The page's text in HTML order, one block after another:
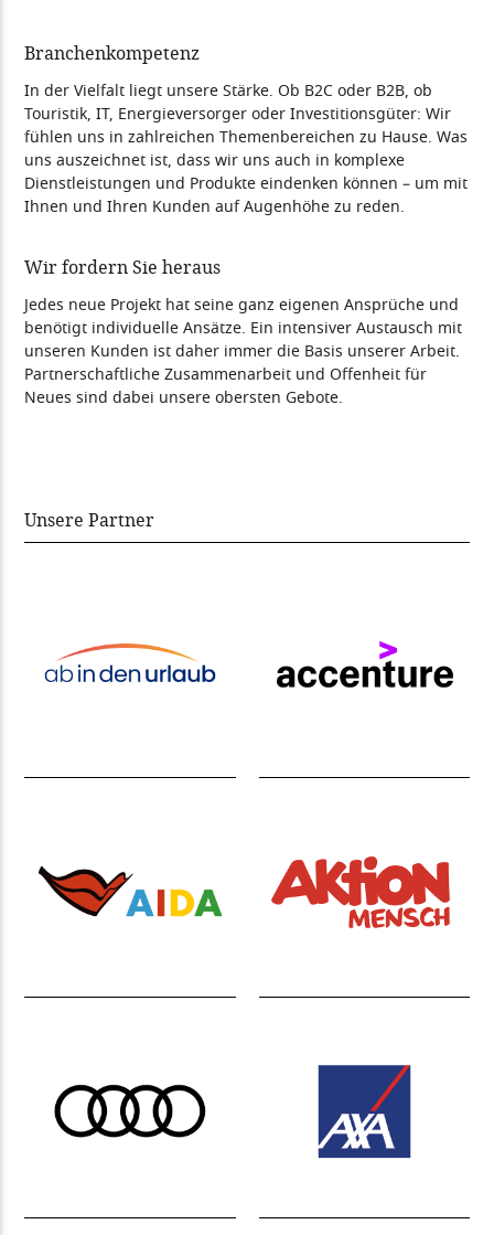
Branchenkompetenz
In der Vielfalt liegt unsere Stärke. Ob B2C oder B2B, ob
Touristik, IT, Energieversorger oder Investitionsgüter: Wir
fühlen uns in zahlreichen Themenbereichen zu Hause. Was
uns auszeichnet ist, dass wir uns auch in komplexe
Dienstleistungen und Produkte eindenken können – um mit
Ihnen und Ihren Kunden auf Augenhöhe zu reden.
Wir fordern Sie heraus
Jedes neue Projekt hat seine ganz eigenen Ansprüche und
benötigt individuelle Ansätze. Ein intensiver Austausch mit
unseren Kunden ist daher immer die Basis unserer Arbeit.
Partnerschaftliche Zusammenarbeit und Offenheit für
Neues sind dabei unsere obersten Gebote.
Unsere Partner